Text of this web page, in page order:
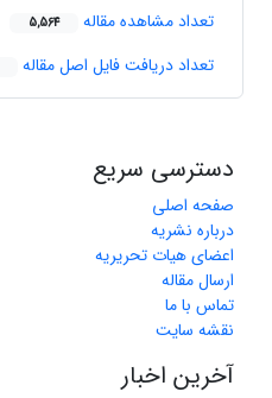
تعداد مشاهده مقاله 5,564
تعداد دریافت فایل اصل مقاله
دسترسی سریع
صفحه اصلی
درباره نشریه
اعضای هیات تحریریه
ارسال مقاله
تماس با ما
نقشه سایت
آخرین اخبار